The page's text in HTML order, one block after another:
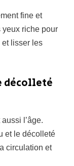
fine et
riche pour
lisser les
décolleté
l’âge.
et le décolleté
circulation et